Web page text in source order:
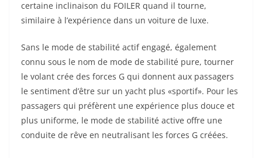
certaine inclinaison du FOILER quand il tourne,
similaire à l’expérience dans un voiture de luxe.
Sans le mode de stabilité actif engagé, également
connu sous le nom de mode de stabilité pure, tourner
le volant crée des forces G qui donnent aux passagers
le sentiment d’être sur un yacht plus «sportif». Pour les
passagers qui préfèrent une expérience plus douce et
plus uniforme, le mode de stabilité active offre une
conduite de rêve en neutralisant les forces G créées.